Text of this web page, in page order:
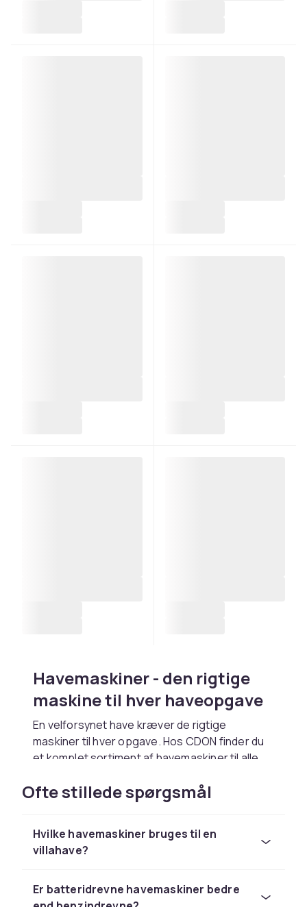
Havemaskiner - den rigtige
maskine til hver haveopgave
En velforsynet have kræver de rigtige
maskiner til hver opgave. Hos CDON finder du
et komplet sortiment af havemaskiner til alle
roboplæneklippere til hæksakse, trimmere,
løvblæsere, højtryksrensere, jordfræser,
ledende mærker som Husqvarna,Stihl
Gardena,Ryobi
lydsvage og miljøvenlige end tidligere
Ofte stillede spørgsmål
Hvilke havemaskiner bruges til en
villahave?
Er batteridrevne havemaskiner bedre